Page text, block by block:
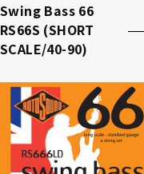
Swing Bass 66
RS66S (SHORT
SCALE/40-90)